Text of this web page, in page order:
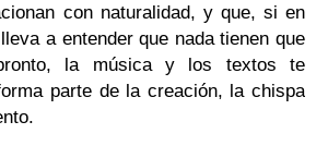
con naturalidad, y que, si en
a entender que nada tienen que
la música y los textos te
parte de la creación, la chispa